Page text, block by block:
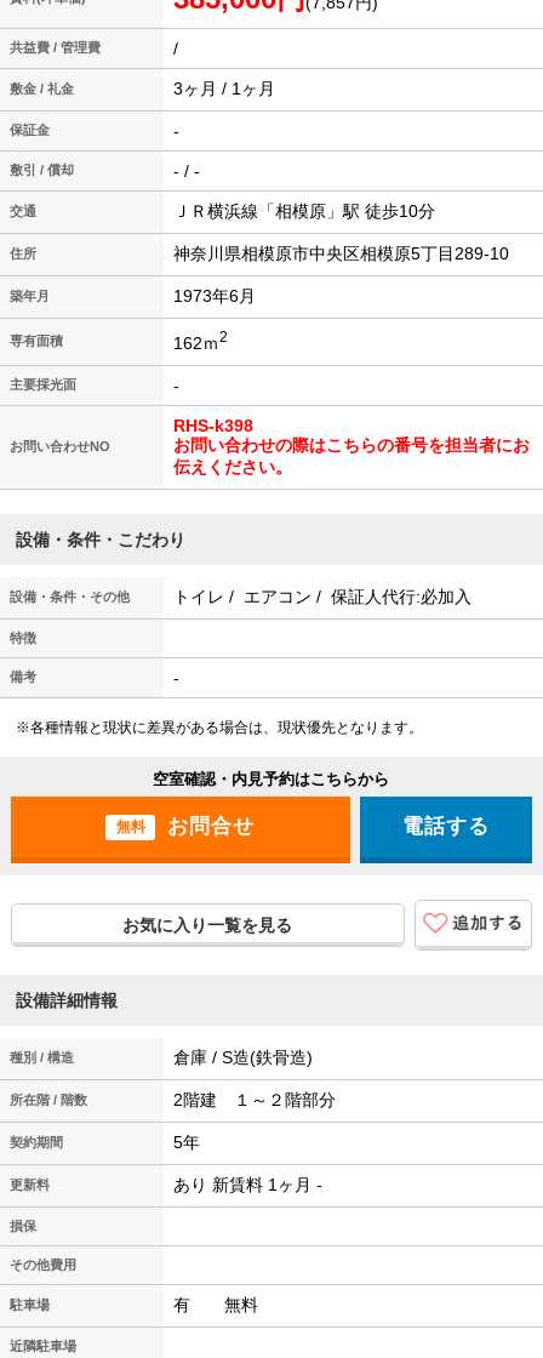
共益費 / 管理費 /
敷金 / 礼金 3ヶ月 / 1ヶ月
保証金 -
敷引 / 償却 - / -
交通 ＪＲ横浜線「相模原」駅 徒歩10分
住所 神奈川県相模原市中央区相模原5丁目289-10
築年月 1973年6月
専有面積 162ｍ2
主要採光面 -
お問い合わせNO
RHS-k398
お問い合わせの際はこちらの番号を担当者にお
伝えください。
設備・条件・こだわり
設備・条件・その他 トイレ / エアコン / 保証人代行:必加入
特徴
備考 -
※各種情報と現状に差異がある場合は、現状優先となります。
空室確認・内見予約はこちらから
無料 電話する
お気に入り一覧を見る
設備詳細情報
種別 / 構造 倉庫 / S造(鉄骨造)
所在階 / 階数 2階建 １～２階部分
契約期間 5年
更新料 あり 新賃料 1ヶ月 -
損保
その他費用
駐車場 有 無料
近隣駐車場